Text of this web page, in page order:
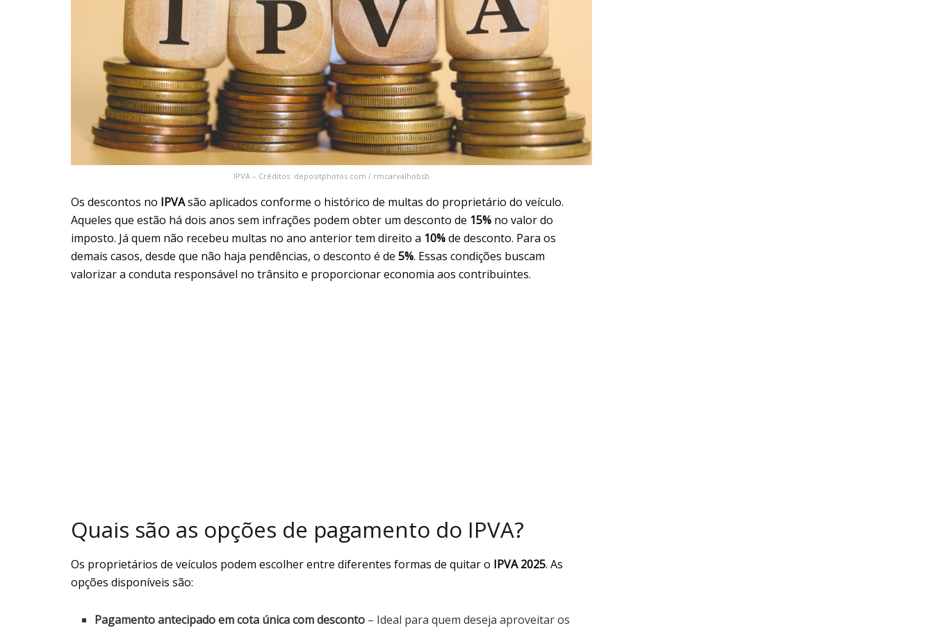
IPVA – Créditos: depositphotos.com / rmcarvalhobsb
Os descontos no IPVAsão aplicados conforme o histórico de multas do proprietário do veículo.
Aqueles que estão há dois anos sem infrações podem obter um desconto de 15% no valor do
imposto. Já quem não recebeu multas no ano anterior tem direito a 10%de desconto. Para os
demais casos, desde que não haja pendências, o desconto é de 5%. Essas condições buscam
valorizar a conduta responsável no trânsito e proporcionar economia aos contribuintes.
Quais são as opções de pagamento do IPVA?
Os proprietários de veículos podem escolher entre diferentes formas de quitar o IPVA 2025. As
opções disponíveis são:
Pagamento antecipado em cota única com desconto – Ideal para quem deseja aproveitar os